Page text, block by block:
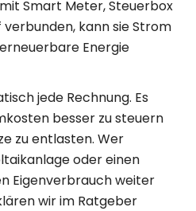
Smart Meter, Steuerbox
kann sie Strom
Energie
jede Rechnung. Es
besser zu steuern
zu entlasten. Wer
oder einen
Eigenverbrauch weiter
wir im Ratgeber